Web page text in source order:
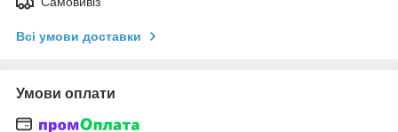
Всі умови доставки
Умови оплати